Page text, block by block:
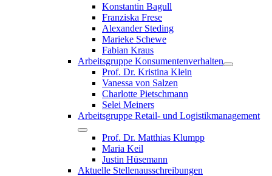
Konstantin Bagull
Franziska Frese
Alexander Steding
Marieke Schewe
Fabian Kraus
Arbeitsgruppe Konsumentenverhalten
Prof. Dr. Kristina Klein
Vanessa von Salzen
Charlotte Pietschmann
Selei Meiners
Arbeitsgruppe Retail- und Logistikmanagement
Prof. Dr. Matthias Klumpp
Maria Keil
Justin Hüsemann
Aktuelle Stellenausschreibungen